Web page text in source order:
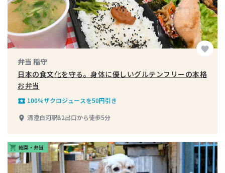
favorite
弁当 稲守
日本の食文化を守る。身体に優しいグルテンフリーの本格
お弁当
local_play 100％ザクロジュースを50円引き
place 清澄白河駅B2出口から徒歩5分
shopping_cart 総菜・弁当